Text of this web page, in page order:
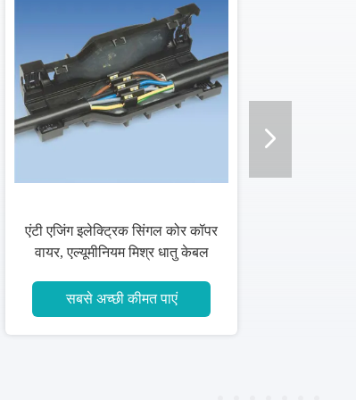
निहत्थे पूर्वनिर्मित शाखा केबल कम धुआँ